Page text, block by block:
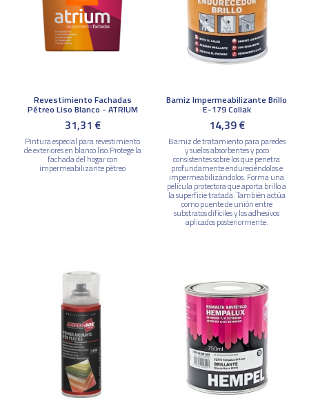
Revestimiento Fachadas
Pétreo Liso Blanco - ATRIUM
31,31 €
Pintura especial para revestimiento
de exteriores en blanco liso.Protege la
fachada del hogar con
impermeabilizante pétreo
Barniz Impermeabilizante Brillo
E-179 Collak
14,39 €
Barniz de tratamiento para paredes
y suelos absorbentes y poco
consistentes sobre los que penetra
profundamente endureciéndolos e
impermeabilizándolos. Forma una
película protectora que aporta brillo a
la superficie tratada. También actúa
como puente de unión entre
substratos difíciles y los adhesivos
aplicados posteriormente.